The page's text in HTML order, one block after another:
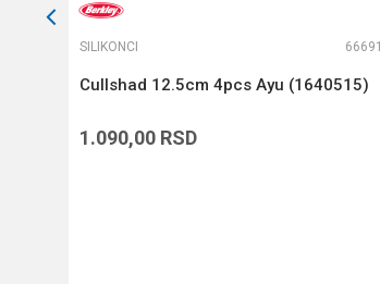
SILIKONCI 66691
Cullshad 12.5cm 4pcs Ayu (1640515)
1.090,00 RSD